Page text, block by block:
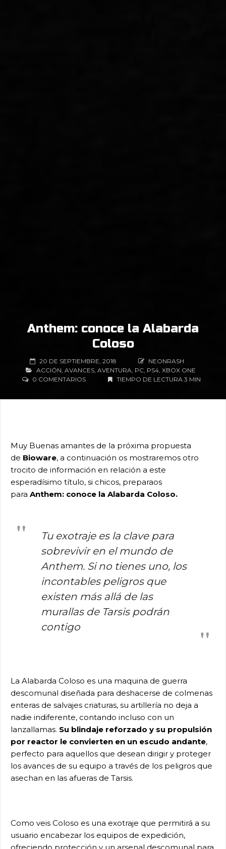
Anthem: conoce la Alabarda
Coloso
20 DE SEPTIEMBRE, 2018
NEONRASH
ACCIÓN, AVANCES, AVENTURA, PC, PS4, XBOX ONE
TIEMPO DE LECTURA 3 MIN
0 COMENTARIOS
Muy Buenas amantes de la próxima propuesta
de Bioware, a continuación os mostraremos otro
trocito de información en relación a este
esperadísimo título, si chicos, preparaos
para Anthem: conoce la Alabarda Coloso.
Tu exotraje es la clave para
sobrevivir en el mundo de
Anthem. Si no tienes uno, los
incontables peligros que
existen más allá de las
murallas de Tarsis podrán
contigo
La Alabarda Coloso es una maquina de guerra
descomunal diseñada para deshacerse de colmenas
enteras de salvajes criaturas, su artillería no deja a
nadie indiferente, contando incluso con un
lanzallamas. Su blindaje reforzado y su propulsión
por reactor le convierten en un escudo andante,
perfecto para aquellos que desean dirigir y proteger
los avances de su equipo a través de los peligros que
asechan en las afueras de Tarsis.
Como veis Coloso es una exotraje que permitirá a su
usuario encabezar los equipos de expedición,